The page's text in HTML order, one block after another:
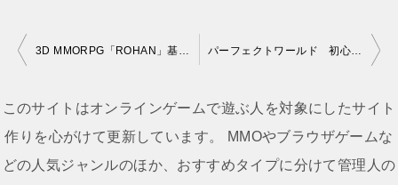
投
ナ
ビ
ゲ
3D MMORPG「ROHAN」基本無料化 パーフェクトワールド 初心者支援システムの実装
このサイトはオンラインゲームで遊ぶ人を対象にしたサイト
作りを心がけて更新しています。 MMOやブラウザゲームな
どの人気ジャンルのほか、おすすめタイプに分けて管理人の